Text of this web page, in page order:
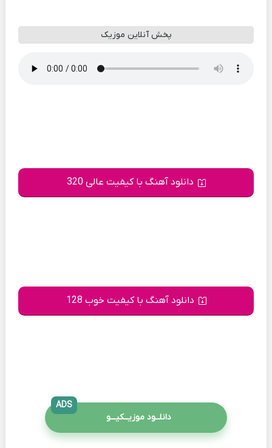
پخش آنلاین موزیک
دانلود آهنگ با کیفیت عالی 320
دانلود آهنگ با کیفیت خوب 128
دانلــود موزیــکیـــو
ADS